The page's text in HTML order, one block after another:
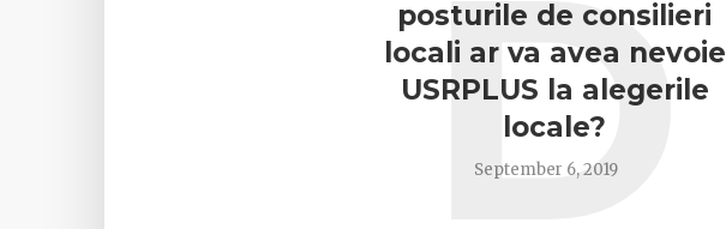
posturile de consilieri
locali ar va avea nevoie
USRPLUS la alegerile
locale?
September 6, 2019